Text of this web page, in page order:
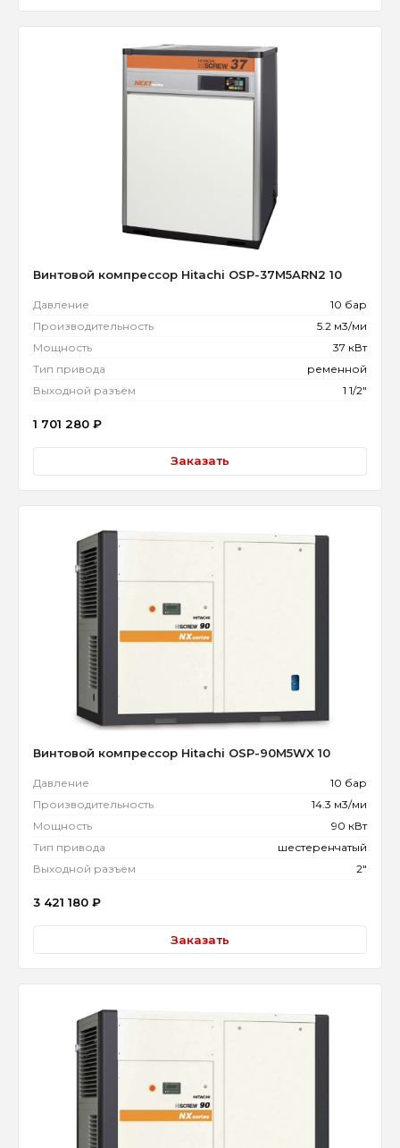
Винтовой компрессор Hitachi OSP-37M5ARN2 10
Давление
10 бар
Производительность
5.2 м3/ми
Мощность
37 кВт
Тип привода
ременной
Выходной разъём
1 1/2"
1 701 280 ₽
Заказать
Винтовой компрессор Hitachi OSP-90M5WX 10
Давление
10 бар
Производительность
14.3 м3/ми
Мощность
90 кВт
Тип привода
шестеренчатый
Выходной разъём
2"
3 421 180 ₽
Заказать